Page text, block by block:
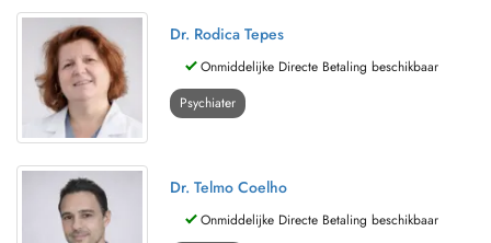
Dr. Rodica Tepes
Onmiddelijke Directe Betaling beschikbaar
Psychiater
Dr. Telmo Coelho
Onmiddelijke Directe Betaling beschikbaar